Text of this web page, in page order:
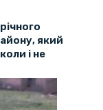
який
і не